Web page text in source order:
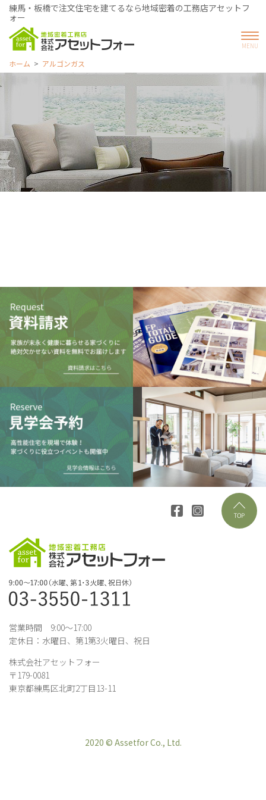
練馬・板橋で注文住宅を建てるなら地域密着の工務店アセットフ
ォー
ホーム アルゴンガス
営業時間 9:00～17:00
定休日：水曜日、第1第3火曜日、祝日
株式会社アセットフォー
〒179-0081
東京都練馬区北町2丁目13-11
2020 © Assetfor Co., Ltd.